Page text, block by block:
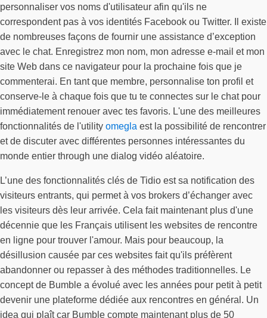
personnaliser vos noms d'utilisateur afin qu'ils ne
correspondent pas à vos identités Facebook ou Twitter. Il existe
de nombreuses façons de fournir une assistance d’exception
avec le chat. Enregistrez mon nom, mon adresse e-mail et mon
site Web dans ce navigateur pour la prochaine fois que je
commenterai. En tant que membre, personnalise ton profil et
conserve-le à chaque fois que tu te connectes sur le chat pour
immédiatement renouer avec tes favoris. L'une des meilleures
fonctionnalités de l'utility omegla est la possibilité de rencontrer
et de discuter avec différentes personnes intéressantes du
monde entier through une dialog vidéo aléatoire.
L’une des fonctionnalités clés de Tidio est sa notification des
visiteurs entrants, qui permet à vos brokers d’échanger avec
les visiteurs dès leur arrivée. Cela fait maintenant plus d'une
décennie que les Français utilisent les websites de rencontre
en ligne pour trouver l'amour. Mais pour beaucoup, la
désillusion causée par ces websites fait qu'ils préfèrent
abandonner ou repasser à des méthodes traditionnelles. Le
concept de Bumble a évolué avec les années pour petit à petit
devenir une plateforme dédiée aux rencontres en général. Un
idea qui plaît car Bumble compte maintenant plus de 50